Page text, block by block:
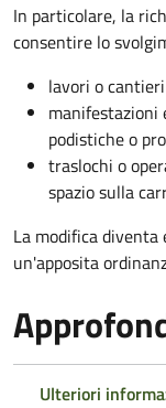
In particolare, la
consentire lo
lavori o
manifestazioni
podistiche o
traslochi o
spazio sulla
La modifica
un'apposita
Ulteriori